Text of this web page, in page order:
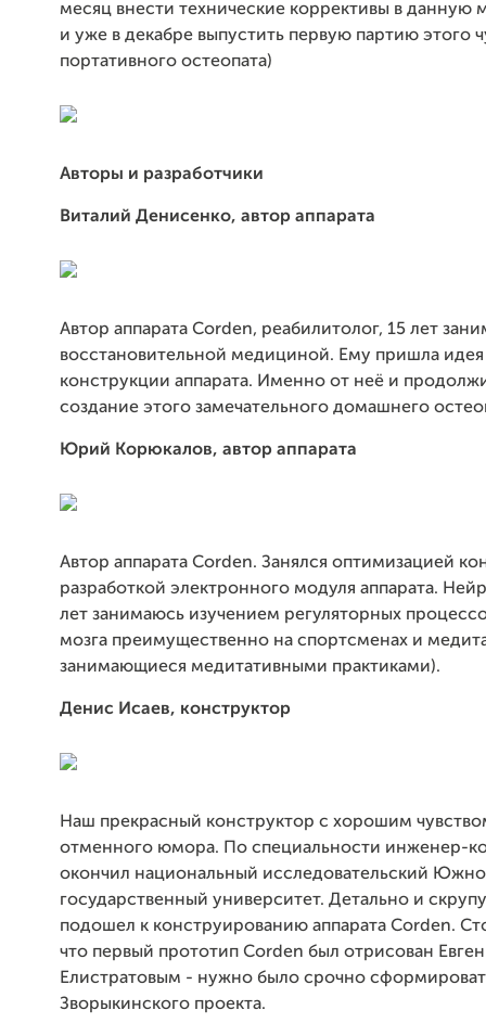
месяц внести технические коррективы в данную
и уже в декабре выпустить первую партию этого
портативного остеопата)
Авторы и разработчики
Виталий Денисенко, автор аппарата
Автор аппарата Corden, реабилитолог, 15 лет
восстановительной медициной. Ему пришла
конструкции аппарата. Именно от неё и
создание этого замечательного домашнего
Юрий Корюкалов, автор аппарата
Автор аппарата Corden. Занялся оптимизацией
разработкой электронного модуля аппарата.
лет занимаюсь изучением регуляторных
мозга преимущественно на спортсменах и
занимающиеся медитативными практиками).
Денис Исаев, конструктор
Наш прекрасный конструктор с хорошим
отменного юмора. По специальности инженер-
окончил национальный исследовательский
государственный университет. Детально и
подошел к конструированию аппарата Corden.
что первый прототип Corden был отрисован
Елистратовым - нужно было срочно
Зворыкинского проекта.